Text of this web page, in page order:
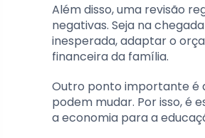
Além disso, uma revisão
negativas. Seja na
inesperada, adaptar o
financeira da família.
Outro ponto importante é
podem mudar. Por isso, é
a economia para a